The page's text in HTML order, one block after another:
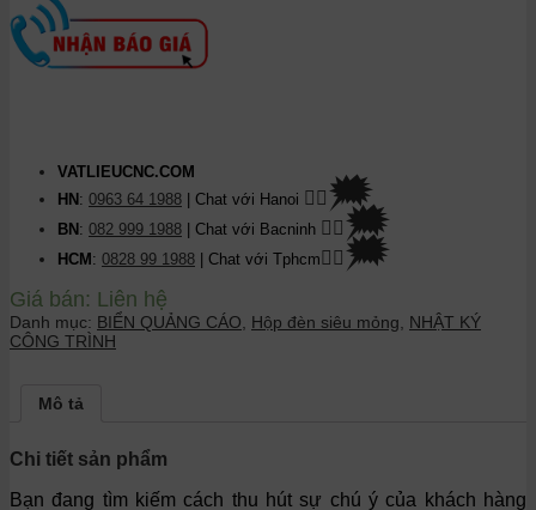
VATLIEUCNC.COM
HN : 0963 64 1988 | Chat với Hanoi 👉🏽 🗯
BN : 082 999 1988 | Chat với Bacninh 👉🏽 🗯
HCM : 0828 99 1988 | Chat với Tphcm 👉🏽 🗯
Giá bán: Liên hệ
Danh mục: BIỂN QUẢNG CÁO Hộp đèn siêu mỏng
NHẬT KÝ
CÔNG TRÌNH
Mô tả
Chi tiết sản phẩm
Bạn đang tìm kiếm cách thu hút sự chú ý của khách hàng